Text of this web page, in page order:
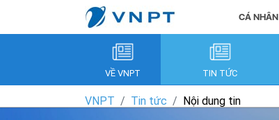
CÁ NHÂN
VỀ VNPT TIN TỨC
VNPT Tin tức Nội dung tin